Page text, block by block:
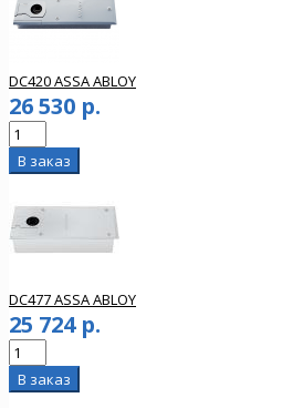
DC420 ASSA ABLOY
26 530 р.
DC477 ASSA ABLOY
25 724 р.